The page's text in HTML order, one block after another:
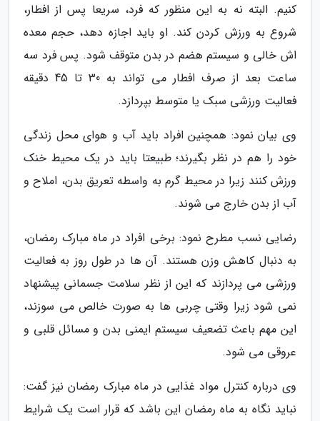
کنیم. البته نه به این منظور که فرد، سریعا پس از افطار،
شروع به ورزش کردن کند. او باید اجازه دهد، حجم معده
اش خالی و سیستم هضم در بدن متوقف شود. پس فرد سه
ساعت بعد از صرف افطار می تواند به 30 تا 45 دقیقه
فعالیت ورزشی سبک یا متوسط بپردازد.
وی بیان نمود: همچنین افراد باید آب و هوای محل زندگی
خود را هم در نظر بگیرند؛ طبیعتا باید در یک محیط خنک
ورزش کنند زیرا در محیط گرم به واسطه تعریق بدن، املاح و
آب از بدن خارج می شوند.
رضایی نسب مطرح نمود: برخی افراد در ماه مبارک رمضان،
به دنبال کاهش وزن هستند. آن ها در طول روز به فعالیت
ورزشی می پردازند که این از نظر سلامت جسمانی پیشنهاد
نمی شود زیرا وقتی چربی ها به صورت خالص می سوزند،
این مهم باعث تضعیف سیستم ایمنی بدن و مسائل قلبی و
عروقی می شود.
وی درباره کنترل مواد غذایی در ماه مبارک رمضان نیز گفت:
نباید نگاه به ماه رمضان این باشد که قرار است یک شرایط